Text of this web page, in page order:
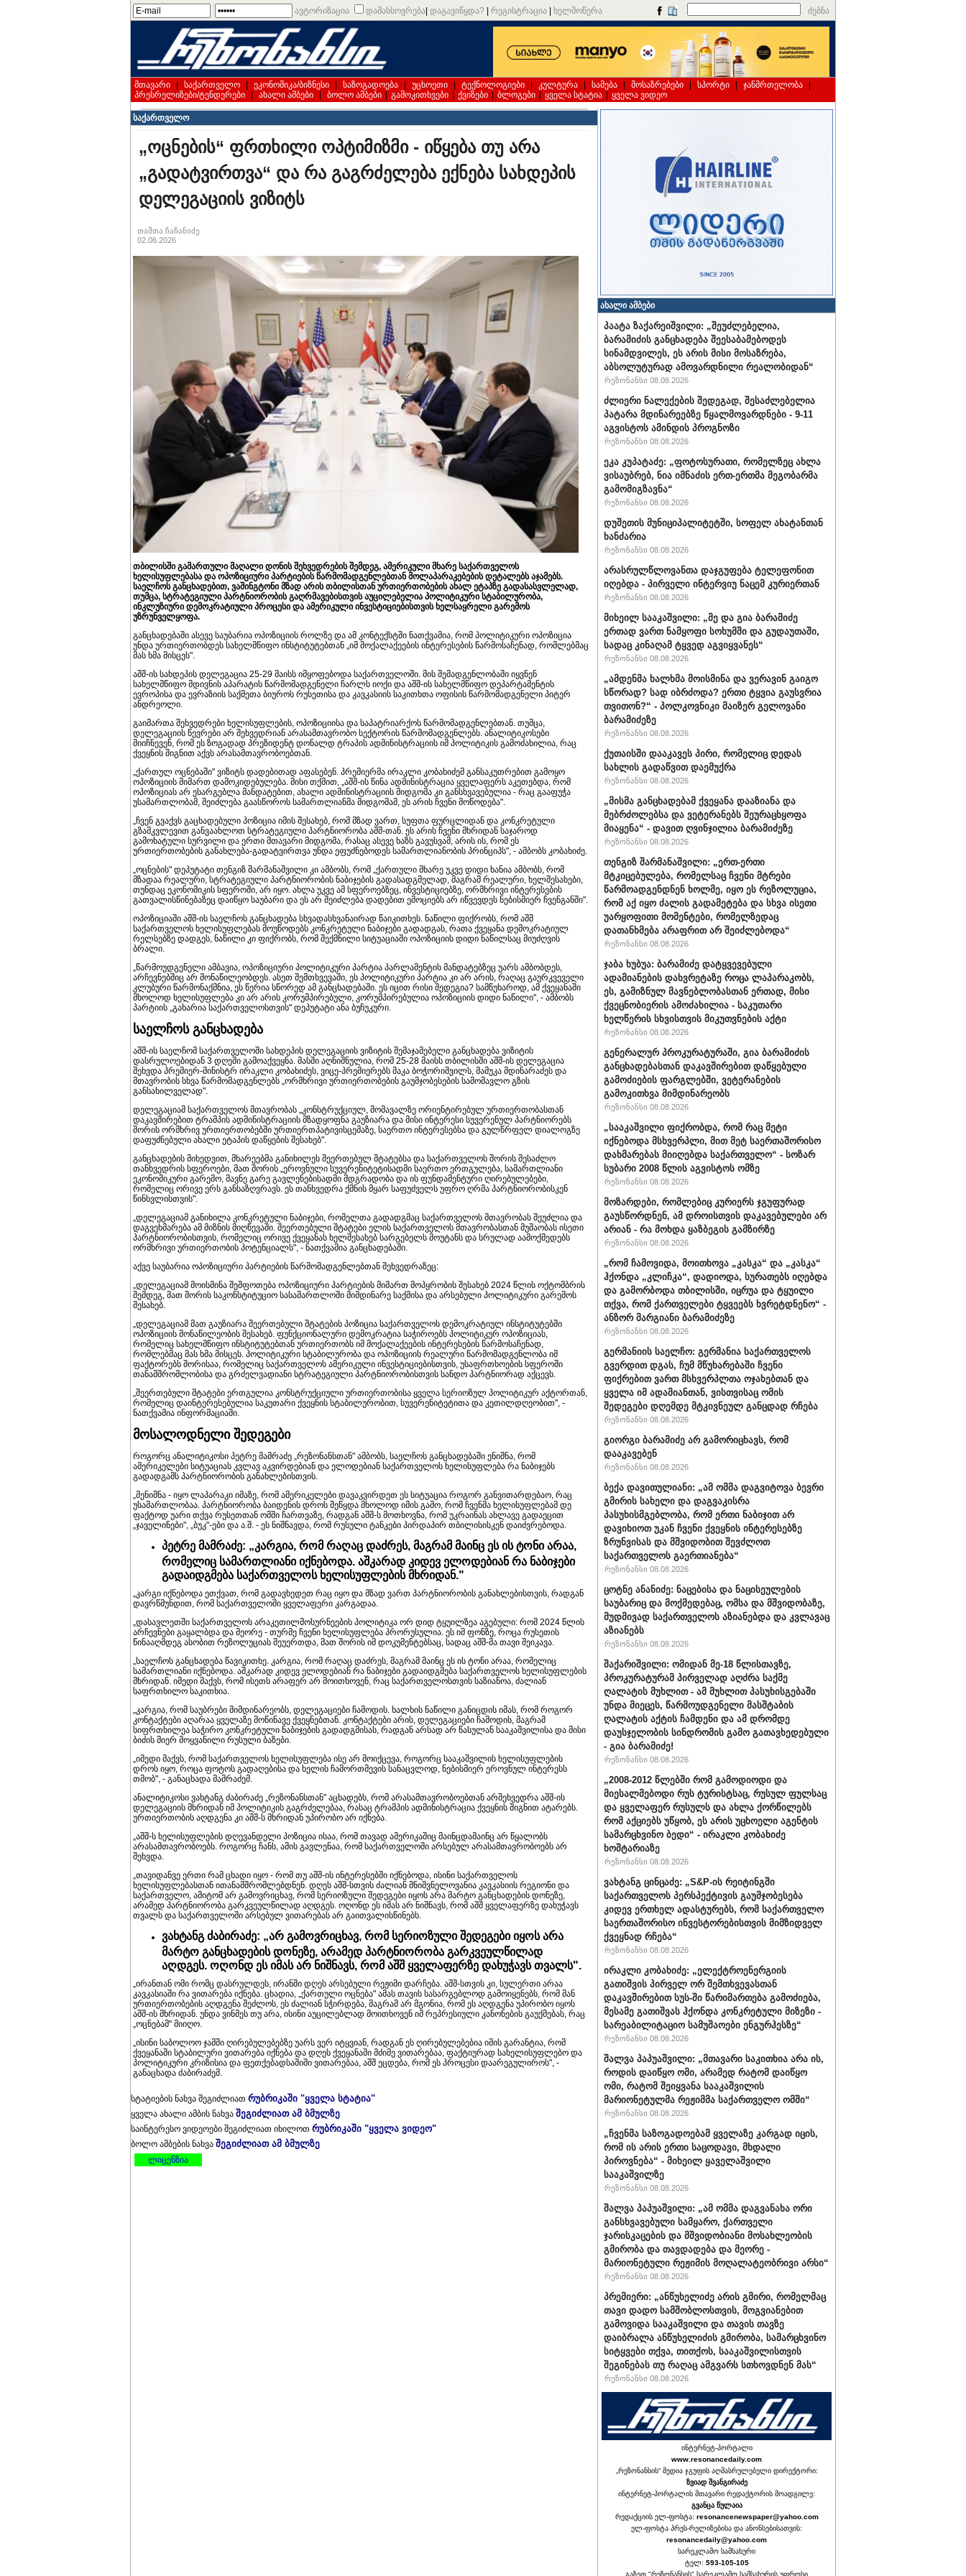
ავტორიზაცია დამახსოვრება დაგავიწყდა? რეგისტრაცია ხელმოწერა ძებნა
მთავარი საქართველო ეკონომიკა/ბიზნესი საზოგადოება უცხოეთი ტექნოლოგიები კულტურა სამება მოსაზრებები სპორტი ჯანმრთელობა
პრესრელიზები/ტენდერები
ახალი ამბები ბოლო ამბები გამოკითხვები ქვიზები ბლოგები ყველა სტატია ყველა ვიდეო
საქართველო
„ოცნების“ ფრთხილი ოპტიმიზმი - იწყება თუ არა
„გადატვირთვა“ და რა გაგრძელება ექნება სახდეპის
დელეგაციის ვიზიტს
თამთა ჩაჩანიძე
02.06.2026
თბილისში გამართული მაღალი დონის შეხვედრების შემდეგ, ამერიკული მხარე საქართველოს
ხელისუფლებასა და ოპოზიციური პარტიების წარმომადგენლებთან მოლაპარაკებების დეტალებს აჯამებს.
საელჩოს განცხადებით, ვაშინგტონი მზად არის თბილისთან ურთიერთობების ახალ ეტაპზე გადასასვლელად,
თუმცა, სტრატეგიული პარტნიორობის გაღრმავებისთვის აუცილებელია პოლიტიკური სტაბილურობა,
ინკლუზიური დემოკრატიული პროცესი და ამერიკული ინვესტიციებისთვის ხელსაყრელი გარემოს
უზრუნველყოფა.
განცხადებაში ასევე საუბარია ოპოზიციის როლზე და ამ კონტექსტში ნათქვამია, რომ პოლიტიკური ოპოზიცია
უნდა ურთიერთობდეს სახელმწიფო ინსტიტუტებთან „იმ მოქალაქეების ინტერესების წარმოსაჩენად, რომლებმაც
მას ხმა მისცეს".
აშშ-ის სახდეპის დელეგაცია 25-29 მაისს იმყოფებოდა საქართველოში. მის შემადგენლობაში იყვნენ
სახელმწიფო მდივნის აპარატის წარმომადგენელი ჩარლს იოქი და აშშ-ის სახელმწიფო დეპარტამენტის
ევროპისა და ევრაზიის საქმეთა ბიუროს რუსეთისა და კავკასიის საკითხთა ოფისის წარმომადგენელი პიტერ
ანდრეოლი.
გაიმართა შეხვედრები ხელისუფლების, ოპოზიციისა და საპატრიარქოს წარმომადგენლებთან. თუმცა,
დელეგაციის წევრები არ შეხვედრიან არასამთავრობო სექტორის წარმომადგენლებს. ანალიტიკოსები
მიიჩნევენ, რომ ეს ზოგადად პრეზიდენტ დონალდ ტრაპის ადმინისტრაციის იმ პოლიტიკის გამოძახილია, რაც
ქვეყნის შიგნით აქვს არასამთავრობოებთან.
„ქართულ ოცნებაში" ვიზიტს დადებითად აფასებენ. პრემიერმა ირაკლი კობახიძემ განსაკუთრებით გამოყო
ოპოზიციის მიმართ დამოკიდებულება. მისი თქმით, „აშშ-ის წინა ადმინისტრაცია ყველაფერს აკეთებდა, რომ
ოპოზიციას არ ესარგებლა მანდატებით, ახალი ადმინისტრაციის მიდგომა კი განსხვავებულია - რაც გააფუჭა
უსამართლობამ, შეიძლება გაასწოროს სამართლიანმა მიდგომამ, ეს არის ჩვენი მოწოდება".
„ჩვენ გვაქვს გაცხადებული პოზიცია იმის შესახებ, რომ მზად ვართ, სუფთა ფურცლიდან და კონკრეტული
გზამკვლევით განვაახლოთ სტრატეგიული პარტნიორობა აშშ-თან. ეს არის ჩვენი მხრიდან საჯაროდ
გამოხატული სურვილი და ერთი მთავარი მიდგომა, რასაც ასევე ხაზს გავუსვამ, არის ის, რომ ეს
ურთიერთობების განახლება-გადატვირთვა უნდა ეფუძნებოდეს სამართლიანობის პრინციპს", - ამბობს კობახიძე.
„ოცნების" დეპუტატი თენგიზ შარმანაშვილი კი ამბობს, რომ „ქართული მხარე უკვე დიდი ხანია ამბობს, რომ
მზადაა რეალური, სტრატეგიული პარტნიორობის ნაბიჯების გადასადგმელად, მაგრამ რეალური, ხელშესახები,
თუნდაც ეკონომიკის სფეროში, არ იყო. ახლა უკვე ამ სფეროებზეც, ინვესტიციებზე, ორმხრივი ინტერესების
გათვალისწინებაზეც დაიწყო საუბარი და ეს არ შეიძლება დადებით ემოციებს არ იწვევდეს ნებისმიერ ჩვენგანში".
ოპოზიციაში აშშ-ის საელჩოს განცხადება სხვადასხვანაირად წაიკითხეს. ნაწილი ფიქრობს, რომ აშშ
საქართველოს ხელისუფლებას მოუწოდებს კონკრეტული ნაბიჯები გადადგას, რათა ქვეყანა დემოკრატიულ
რელსებზე დადგეს, ნაწილი კი ფიქრობს, რომ შექმნილი სიტუაციაში ოპოზიციის დიდი ნაწილსაც მიუძღვის
ბრალი.
„წარმოუდგენელი ამბავია, ოპოზიციური პოლიტიკური პარტია პარლამენტის მანდატებზეც უარს ამბობდეს,
არჩევნებშიც არ მონაწილეობდეს. ასეთ შემთხვევაში, ეს პოლიტიკური პარტია კი არ არის, რაღაც გაურკვეველი
კლუბური წარმონაქმნია, ეს წერია სწორედ ამ განცხადებაში. ეს იცით რისი შედეგია? სამწუხაროდ, ამ ქვეყანაში
მხოლოდ ხელისუფლება კი არ არის კორუმპირებული, კორუმპირებულია ოპოზიციის დიდი ნაწილი", - ამბობს
პარტიის „გახარია საქართველოსთვის" დეპუტატი ანა ბუჩუკური.
საელჩოს განცხადება
აშშ-ის საელჩომ საქართველოში სახდეპის დელეგაციის ვიზიტის შემაჯამებელი განცხადება ვიზიტის
დასრულოებიდან 3 დღეში გამოაქვეყნა. მასში აღნიშნულია, რომ 25-28 მაისს თბილისში აშშ-ის დელეგაცია
შეხვდა პრემიერ-მინისტრ ირაკლი კობახიძეს, ვიცე-პრემიერებს მაკა ბოჭორიშვილს, მამუკა მდინარაძეს და
მთავრობის სხვა წარმომადგენლებს „ორმხრივი ურთიერთობების გაუმჯობესების სამომავლო გზის
განსახილველად".
დელეგაციამ საქართველოს მთავრობას „კონსტრუქციულ, მომავალზე ორიენტირებულ ურთიერთობასთან
დაკავშირებით ტრამპის ადმინისტრაციის მზადყოფნა გაუზიარა და მისი ინტერესი სუვერენულ პარტნიორებს
შორის ორმხრივ ურთიერთობებში ურთიერთპატივისცემაზე, საერთო ინტერესებსა და გულწრფელ დიალოგზე
დაფუძნებული ახალი ეტაპის დაწყების შესახებ".
განცხადების მიხედვით, მხარეებმა განიხილეს შეერთებულ შტატებსა და საქართველოს შორის შესაძლო
თანხვედრის სფეროები, მათ შორის „ეროვნული სუვერენიტეტისადმი საერთო ერთგულება, სამართლიანი
ეკონომიკური გარემო, მავნე გარე გავლენებისადმი მდგრადობა და ის ფუნდამენტური ღირებულებები,
რომელიც ორივე ერს განსაზღვრავს. ეს თანხვედრა ქმნის მყარ საფუძველს უფრო ღრმა პარტნიორობისკენ
წინსვლისთვის".
„დელეგაციამ განიხილა კონკრეტული ნაბიჯები, რომელთა გადადგმაც საქართველოს მთავრობას შეუძლია და
დაგვეხმარება ამ მიზნის მიღწევაში. შეერთებული შტატები ელის საქართველოს მთავრობასთან მუშაობას ისეთი
პარტნიორობისთვის, რომელიც ორივე ქვეყანას ხელშესახებ სარგებელს მოუტანს და სრულად აამოქმედებს
ორმხრივი ურთიერთობის პოტენციალს", - ნათქვამია განცხადებაში.
აქვე საუბარია ოპოზიციური პარტიების წარმომადგენლებთან შეხვედრაზეც:
„დელეგაციამ მოისმინა შეშფოთება ოპოზიციური პარტიების მიმართ მოპყრობის შესახებ 2024 წლის ოქტომბრის
შემდეგ, მათ შორის საკონსტიტუციო სასამართლოში მიმდინარე საქმისა და არსებული პოლიტიკური გარემოს
შესახებ.
„დელეგაციამ მათ გაუზიარა შეერთებული შტატების პოზიცია საქართველოს დემოკრატიულ ინსტიტუტებში
ოპოზიციის მონაწილეობის შესახებ. ფუნქციონალური დემოკრატია საჭიროებს პოლიტიკურ ოპოზიციას,
რომელიც სახელმწიფო ინსტიტუტებთან ურთიერთობს იმ მოქალაქეების ინტერესების წარმოსაჩენად,
რომლებმაც მას ხმა მისცეს. პოლიტიკური სტაბილურობა და ოპოზიციის რეალური წარმომადგენლობა იმ
ფაქტორებს შორისაა, რომელიც საქართველოს ამერიკული ინვესტიციებისთვის, უსაფრთხოების სფეროში
თანამშრომლობისა და გრძელვადიანი სტრატეგიული პარტნიორობისთვის სანდო პარტნიორად აქცევს.
„შეერთებული შტატები ერთგულია კონსტრუქციული ურთიერთობისა ყველა სერიოზულ პოლიტიკურ აქტორთან,
რომელიც დაინტერესებულია საკუთარი ქვეყნის სტაბილურობით, სუვერენიტეტითა და კეთილდღეობით", -
ნათქვამია ინფორმაციაში.
მოსალოდნელი შედეგები
როგორც ანალიტიკოსი პეტრე მამრაძე „რეზონანსთან" ამბობს, საელჩოს განცხადებაში ენიშნა, რომ
ამერიკელები სიტუაციას კვლავ აკვირდებიან და ელოდებიან საქართველოს ხელისუფლება რა ნაბიჯებს
გადადგამს პარტნიორობის განახლებისთვის.
„მენიშნა - იყო ლაპარაკი იმაზე, რომ ამერიკელები დავაკვირდეთ ეს სიტუაცია როგორ განვითარდებაო, რაც
უსამართლობაა. პარტნიორობა ბაიდენის დროს შეწყდა მხოლოდ იმის გამო, რომ ჩვენმა ხელისუფლებამ დე
ფაქტოდ უარი თქვა რუსეთთან ომში ჩართვაზე, რადგან აშშ-ს მოთხოვნა, რომ უკრაინას ახლავე გადაეცით
„ჯაველინები", „ბუკ"-ები და ა.შ. - ეს ნიშნავდა, რომ რუსული ტანკები პირდაპირ თბილისისკენ დაიძვრებოდა.
პეტრე მამრაძე: „კარგია, რომ რაღაც დაძრეს, მაგრამ მაინც ეს ის ტონი არაა,
რომელიც სამართლიანი იქნებოდა. აშკარად კიდევ ელოდებიან რა ნაბიჯები
გადაიდგმება საქართველოს ხელისუფლების მხრიდან."
„კარგი იქნებოდა ეთქვათ, რომ გადავხედეთ რაც იყო და მზად ვართ პარტნიორობის განახლებისთვის, რადგან
დავრწმუნდით, რომ საქართველოში ყველაფერი კარგადაა.
„დასავლეთში საქართველოს არაკეთილმოსურნეების პოლიტიკა ორ დიდ ტყუილზეა აგებული: რომ 2024 წლის
არჩევნები გაყალბდა და მეორე - თურმე ჩვენი ხელისუფლება პრორუსულია. ეს იმ ფონზე, როცა რუსეთის
წინააღმდეგ ასობით რეზოლუციას შეუერთდა, მათ შორის იმ დოკუმენტებსაც, სადაც აშშ-მა თავი შეიკავა.
„საელჩოს განცხადება წავიკითხე. კარგია, რომ რაღაც დაძრეს, მაგრამ მაინც ეს ის ტონი არაა, რომელიც
სამართლიანი იქნებოდა. აშკარად კიდევ ელოდებიან რა ნაბიჯები გადაიდგმება საქართველოს ხელისუფლების
მხრიდან. იმედი მაქვს, რომ ისეთს არაფერ არ მოითხოვენ, რაც საქართველოსთვის საზიანოა, ძალიან
საფრთხილო საკითხია.
„კარგია, რომ საუბრები მიმდინარეობს, დელეგაციები ჩამოდის. ხალხის ნაწილი განიცდის იმას, რომ როგორ
კონტაქტები აღარაა ყველაზე მოწინავე ქვეყნებთან. კონტაქტები არის, დელეგაციები ჩამოდის, მაგრამ
სიფრთხილეა საჭირო კონკრეტული ნაბიჯების გადადგმისას, რადგან არსად არ წასულან სააკაშვილისა და მისი
ბიძის მიერ მოყვანილი რუსული ბაზები.
„იმედი მაქვს, რომ საქართველოს ხელისუფლება ისე არ მოიქცევა, როგორც სააკაშვილის ხელისუფლების
დროს იყო, როცა ფოტოს გადაღებისა და ხელის ჩამორთმევის სანაცვლოდ, ნებისმიერ ეროვნულ ინტერესს
თმობ", - განაცხადა მამრაძემ.
ანალიტიკოსი ვახტანგ ძაბირაძე „რეზონანსთან" აცხადებს, რომ არასამთავრობოებთან არშეხვედრა აშშ-ის
დელეგაციის მხრიდან იმ პოლიტიკის გაგრძელებაა, რასაც ტრამპის ადმინისტრაცია ქვეყნის შიგნით ატარებს.
ურთიერთობის აღდგენა კი აშშ-ს მხრიდან უპირობო არ იქნება.
„აშშ-ს ხელისუფლების დღევანდელი პოზიცია ისაა, რომ თავად ამერიკაშიც მაინცდამაინც არ წყალობს
არასამთავრობოებს. როგორც ჩანს, ამის გავლენაა, რომ საქართველოში არსებულ არასამთავრობოებს არ
შეხვდა.
„თავიდანვე ერთი რამ ცხადი იყო - რომ თუ აშშ-ის ინტერესებში იქნებოდა, ისინი საქართველოს
ხელისუფლებასთან ითანამშრომლებდნენ. დღეს აშშ-სთვის ძალიან მნიშვნელოვანია კავკასიის რეგიონი და
საქართველო, ამიტომ არ გამოვრიცხავ, რომ სერიოზული შედეგები იყოს არა მარტო განცხადების დონეზე,
არამედ პარტნიორობა გარკვეულწილად აღდგეს. ოღონდ ეს იმას არ ნიშნავს, რომ აშშ ყველაფერზე დახუჭავს
თვალს და საქართველოში არსებულ ვითარებას არ გაითვალისწინებს.
ვახტანგ ძაბირაძე: „არ გამოვრიცხავ, რომ სერიოზული შედეგები იყოს არა
მარტო განცხადების დონეზე, არამედ პარტნიორობა გარკვეულწილად
აღდგეს. ოღონდ ეს იმას არ ნიშნავს, რომ აშშ ყველაფერზე დახუჭავს თვალს".
„ირანთან ომი რომც დასრულდეს, ირანში დღეს არსებული რეჟიმი დარჩება. აშშ-სთვის კი, სულერთი არაა
კავკასიაში რა ვითარება იქნება. ცხადია, „ქართული ოცნება" ამას თავის სასარგებლოდ გამოიყენებს, რომ მან
ურთიერთობების აღდგენა შეძლოს, ეს ძალიან სჭირდება, მაგრამ არ მგონია, რომ ეს აღდგენა უპირობო იყოს
აშშ-ის მხრიდან. უნდა ვინმეს თუ არა, ისინი აუცილებლად მოითხოვენ იმ რეპრესიული კანონების გაუქმებას, რაც
„ოცნებამ" მიიღო.
„ისინი საბოლოო ჯამში ღირებულებებზე უარს ვერ იტყვიან, რადგან ეს ღირებულებებია იმის გარანტია, რომ
ქვეყანაში სტაბილური ვითარება იქნება და დღეს ქვეყანაში მძიმე ვითარებაა, ფაქტიურად სახელისუფლებო და
პოლიტიკური კრიზისია და ფეთქებადსაშიში ვითარებაა, აშშ ეცდება, რომ ეს პროცესი დაარეგულიროს", -
განაცხადა ძაბირაძემ.
სტატიების ნახვა შეგიძლიათ რუბრიკაში "ყველა სტატია"
ყველა ახალი ამბის ნახვა შეგიძლიათ ამ ბმულზე
საინტერესო ვიდეოები შეგიძლიათ იხილოთ რუბრიკაში "ყველა ვიდეო"
ბოლო ამბების ნახვა შეგიძლიათ ამ ბმულზე
ლიცენზია
ახალი ამბები
პაატა ზაქარეიშვილი: „შეუძლებელია,
ბარამიძის განცხადება შეესაბამებოდეს
სინამდვილეს, ეს არის მისი მოსაზრება,
აბსოლუტურად ამოვარდნილი რეალობიდან“
რეზონანსი 08.08.2026
ძლიერი ნალექების შედეგად, შესაძლებელია
პატარა მდინარეებზე წყალმოვარდნები - 9-11
აგვისტოს ამინდის პროგნოზი
რეზონანსი 08.08.2026
ეკა კუპატაძე: „ფოტოსურათი, რომელზეც ახლა
ვისაუბრებ, ნია იმნაძის ერთ-ერთმა მეგობარმა
გამომიგზავნა“
რეზონანსი 08.08.2026
დუშეთის მუნიციპალიტეტში, სოფელ ახატანთან
ხანძარია
რეზონანსი 08.08.2026
არასრულწლოვანთა დაჯგუფება ტელეფონით
იღებდა - პირველი ინტერვიუ ნაცემ კურიერთან
რეზონანსი 08.08.2026
მიხეილ სააკაშვილი: „მე და გია ბარამიძე
ერთად ვართ ნამყოფი სოხუმში და გუდაუთაში,
სადაც კინაღამ ტყვედ აგვიყვანეს“
რეზონანსი 08.08.2026
„ამდენმა ხალხმა მოისმინა და ვერავინ გაიგო
სწორად? სად იბრძოდა? ერთი ტყვია გაუსვრია
თვითონ?“ - პოლკოვნიკი მაიზერ გელოვანი
ბარამიძეზე
რეზონანსი 08.08.2026
ქუთაისში დააკავეს პირი, რომელიც დედას
სახლის გადაწვით დაემუქრა
რეზონანსი 08.08.2026
„მისმა განცხადებამ ქვეყანა დააზიანა და
მებრძოლებსა და ვეტერანებს შეურაცხყოფა
მიაყენა“ - დავით ღვინჯილია ბარამიძეზე
რეზონანსი 08.08.2026
თენგიზ შარმანაშვილი: „ერთ-ერთი
მტკიცებულება, რომელსაც ჩვენი მტრები
წარმოადგენდნენ ხოლმე, იყო ეს რეზოლუცია,
რომ აქ იყო ძალის გადამეტება და სხვა ისეთი
უარყოფითი მომენტები, რომელზედაც
დათანხმება არაფრით არ შეიძლებოდა“
რეზონანსი 08.08.2026
ჯაბა ხუბუა: ბარამიძე დატყვევებული
ადამიანების დახვრეტაზე როცა ლაპარაკობს,
ეს, გამიზნულ მავნებლობასთან ერთად, მისი
ქვეცნობიერის ამოძახილია - საკუთარი
ხელწერის სხვისთვის მიკუთვნების აქტი
რეზონანსი 08.08.2026
გენერალურ პროკურატურაში, გია ბარამიძის
განცხადებასთან დაკავშირებით დაწყებული
გამოძიების ფარგლებში, ვეტერანების
გამოკითხვა მიმდინარეობს
რეზონანსი 08.08.2026
„სააკაშვილი ფიქრობდა, რომ რაც მეტი
იქნებოდა მსხვერპლი, მით მეტ საერთაშორისო
დახმარებას მიიღებდა საქართველო“ - სოზარ
სუბარი 2008 წლის აგვისტოს ომზე
რეზონანსი 08.08.2026
მოზარდები, რომლებიც კურიერს ჯგუფურად
გაუსწორდნენ, ამ დროისთვის დაკავებულები არ
არიან - რა მოხდა ყაზბეგის გამზირზე
რეზონანსი 08.08.2026
„რომ ჩამოვიდა, მოითხოვა „კასკა“ და „კასკა“
ჰქონდა „კლიჩკა“, დადიოდა, სურათებს იღებდა
და გამორბოდა თბილისში, იცრუა და ტყუილი
თქვა, რომ ქართველები ტყვეებს ხვრეტდნენო“ -
ანზორ მარგიანი ბარამიძეზე
რეზონანსი 08.08.2026
გერმანიის საელჩო: გერმანია საქართველოს
გვერდით დგას, ჩუმ მწუხარებაში ჩვენი
ფიქრებით ვართ მსხვერპლთა ოჯახებთან და
ყველა იმ ადამიანთან, ვისთვისაც ომის
შედეგები დღემდე მტკივნეულ განცდად რჩება
რეზონანსი 08.08.2026
გიორგი ბარამიძე არ გამორიცხავს, რომ
დააკავებენ
რეზონანსი 08.08.2026
ბექა დავითულიანი: „ამ ომმა დაგვიტოვა ბევრი
გმირის სახელი და დაგვაკისრა
პასუხისმგებლობა, რომ ერთი ნაბიჯით არ
დავიხიოთ უკან ჩვენი ქვეყნის ინტერესებზე
ზრუნვისას და მშვიდობით შევძლოთ
საქართველოს გაერთიანება“
რეზონანსი 08.08.2026
ცოტნე ანანიძე: ნაცებისა და ნაცისეულების
საუბარიც და მოქმედებაც, ომსა და მშვიდობაზე,
მუდმივად საქართველოს აზიანებდა და კვლავაც
აზიანებს
რეზონანსი 08.08.2026
შაქარიშვილი: ომიდან მე-18 წლისთავზე,
პროკურატურამ პირველად აღძრა საქმე
ღალატის მუხლით - ამ მუხლით პასუხისგებაში
უნდა მიეცეს, წარმოუდგენელი მასშტაბის
ღალატის აქტის ჩამდენი და ამ დრომდე
დაუსჯელობის სინდრომის გამო გათავხედებული
- გია ბარამიძე!
რეზონანსი 08.08.2026
„2008-2012 წლებში რომ გამოდიოდი და
მიესალმებოდი რუს ტურისტსაც, რუსულ ფულსაც
და ყველაფერ რუსულს და ახლა ქორწილებს
რომ აქციებს უწყობ, ეს არის უცხოელი აგენტის
სამარცხვინო ბედი“ - ირაკლი კობახიძე
ხოშტარიაზე
რეზონანსი 08.08.2026
ვახტანგ ცინცაძე: „S&P-ის რეიტინგში
საქართველოს პერსპექტივის გაუმჯობესება
კიდევ ერთხელ ადასტურებს, რომ საქართველო
საერთაშორისო ინვესტორებისთვის მიმზიდველ
ქვეყნად რჩება“
რეზონანსი 08.08.2026
ირაკლი კობახიძე: „ელექტროენერგიის
გათიშვის პირველ ორ შემთხვევასთან
დაკავშირებით სუს-ში წარიმართება გამოძიება,
მესამე გათიშვას ჰქონდა კონკრეტული მიზეზი -
სარეაბილიტაციო სამუშაოები ენგურჰესზე“
რეზონანსი 08.08.2026
შალვა პაპუაშვილი: „მთავარი საკითხია არა ის,
როდის დაიწყო ომი, არამედ რატომ დაიწყო
ომი, რატომ შეიყვანა სააკაშვილის
მარიონეტულმა რეჟიმმა საქართველო ომში“
რეზონანსი 08.08.2026
„ჩვენმა საზოგადოებამ ყველაზე კარგად იცის,
რომ ის არის ერთი საცოდავი, მხდალი
პიროვნება“ - მიხეილ ყაველაშვილი
სააკაშვილზე
რეზონანსი 08.08.2026
შალვა პაპუაშვილი: „ამ ომმა დაგვანახა ორი
განსხვავებული სამყარო, ქართველი
ჯარისკაცების და მშვიდობიანი მოსახლეობის
გმირობა და თავდადება და მეორე -
მარიონეტული რეჟიმის მოღალატეობრივი არსი“
რეზონანსი 08.08.2026
პრემიერი: „ანწუხელიძე არის გმირი, რომელმაც
თავი დადო სამშობლოსთვის, მოგვიანებით
გამოვიდა სააკაშვილი და თავის თავზე
დაიბრალა ანწუხელიძის გმირობა, სამარცხვინო
სიტყვები თქვა, თითქოს, სააკაშვილისთვის
შეგინებას თუ რაღაც ამგვარს სთხოვდნენ მას“
რეზონანსი 08.08.2026
ინტერნეტ-პორტალი
www.resonancedaily.com
„რეზონანსის“ მედია ჯგუფის აღმასრულებელი დირექტორი:
ზვიად შვანგირაძე
ინტერნეტ-პორტალის მთავარი რედაქტორის მოადგილე:
გვანცა წულაია
რედაქციის ელ-ფოსტა: resonancenewspaper@yahoo.com
ელ-ფოსტა პრეს-რელიზებისა და ანონსებისათვის:
resonancedaily@yahoo.com
სარეკლამო სამსახური
ტელ: 593-105-105
გაზეთ "რეზონანსის" სარეკლამო სამსახურის უფროსი